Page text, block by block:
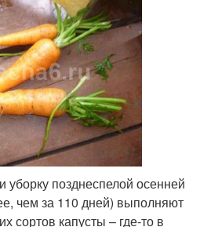
уборку позднеспелой осенней
чем за 110 дней) выполняют
сортов капусты – где-то в